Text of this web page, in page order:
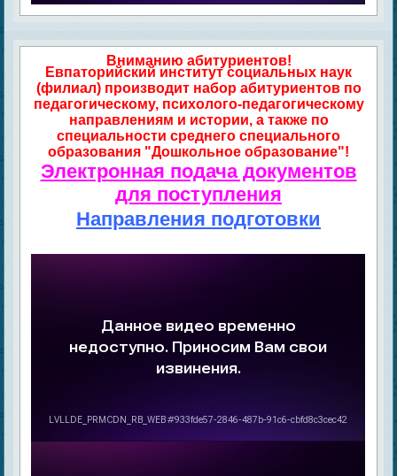
Вниманию абитуриентов!
Евпаторийский институт социальных наук
(филиал) производит набор абитуриентов по
педагогическому, психолого-педагогическому
направлениям и истории, а также по
специальности среднего специального
образования "Дошкольное образование"!
Электронная подача документов
для поступления
Направления подготовки